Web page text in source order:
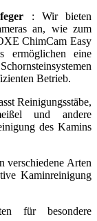
: Wir bieten
an, wie zum
ChimCam Easy
ermöglichen eine
Betrieb.
Reinigungsstäbe,
und andere
des Kamins
verschiedene Arten
Kaminreinigung
für besondere